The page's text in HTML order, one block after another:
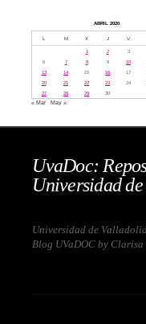
ABRIL 2020
L M X J V
1 2 3
6
7 8 9 10
13
14 15 16 17
20
21 22 23 24
27
28 29 30
« Mar May »
UvaDoc:
Universidad
Universidad de
Blog UVaDOC by Clarisa